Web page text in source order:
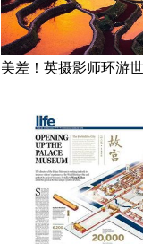
美差！英摄影师环游